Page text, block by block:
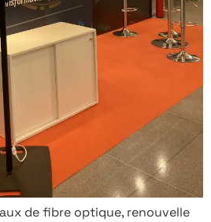
de fibre optique, renouvelle